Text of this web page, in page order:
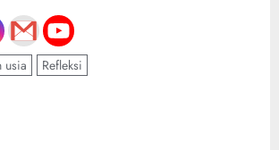
usia Refleksi